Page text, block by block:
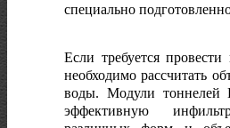
специально
Если требуется
необходимо рассчитать
воды. Модули тоннелей
эффективную